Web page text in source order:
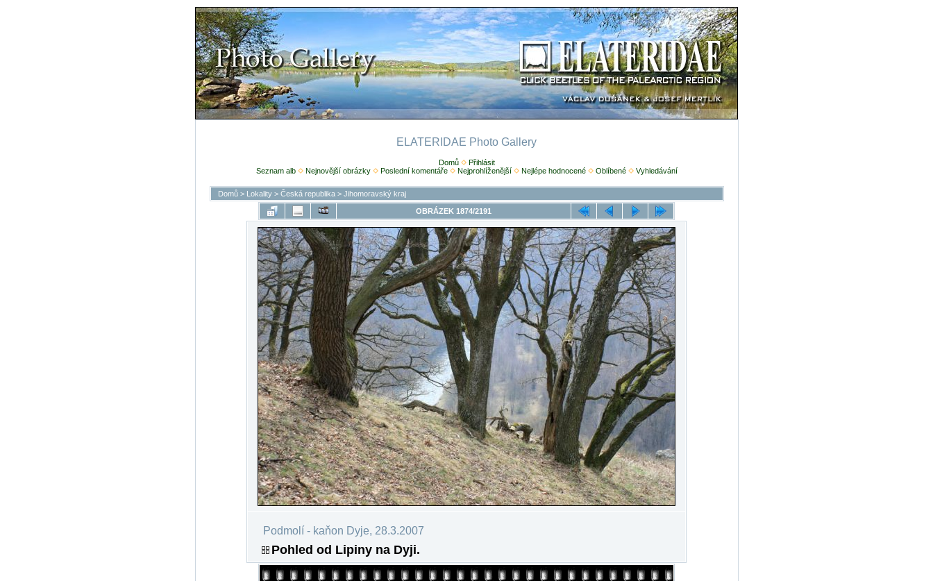
ELATERIDAE Photo Gallery
Domů
Přihlásit
Seznam alb
Nejnovější obrázky Poslední komentáře Nejprohlíženější Nejlépe hodnocené Oblíbené Vyhledávání
Domů> Lokality> Česká republika> Jihomoravský kraj
OBRÁZEK 1874/2191
Podmolí - kaňon Dyje, 28.3.2007
Pohled od Lipiny na Dyji.